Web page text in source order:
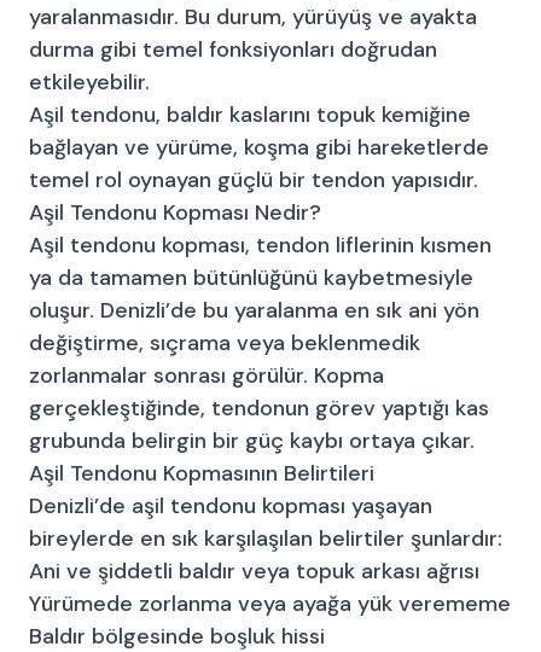
yaralanmasıdır. Bu durum, yürüyüş ve ayakta
durma gibi temel fonksiyonları doğrudan
etkileyebilir.
Aşil tendonu, baldır kaslarını topuk kemiğine
bağlayan ve yürüme, koşma gibi hareketlerde
temel rol oynayan güçlü bir tendon yapısıdır.
Aşil Tendonu Kopması Nedir?
Aşil tendonu kopması, tendon liflerinin kısmen
ya da tamamen bütünlüğünü kaybetmesiyle
oluşur. Denizli’de bu yaralanma en sık ani yön
değiştirme, sıçrama veya beklenmedik
zorlanmalar sonrası görülür. Kopma
gerçekleştiğinde, tendonun görev yaptığı kas
grubunda belirgin bir güç kaybı ortaya çıkar.
Aşil Tendonu Kopmasının Belirtileri
Denizli’de aşil tendonu kopması yaşayan
bireylerde en sık karşılaşılan belirtiler şunlardır:
Ani ve şiddetli baldır veya topuk arkası ağrısı
Yürümede zorlanma veya ayağa yük verememe
Baldır bölgesinde boşluk hissi